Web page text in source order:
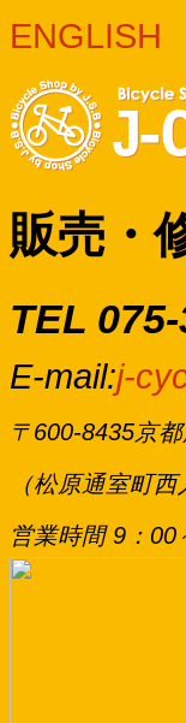
ENGLISH
販売・
TEL
E-mail:j-
〒600-8435京
（松原通室町西
営業時間 9：